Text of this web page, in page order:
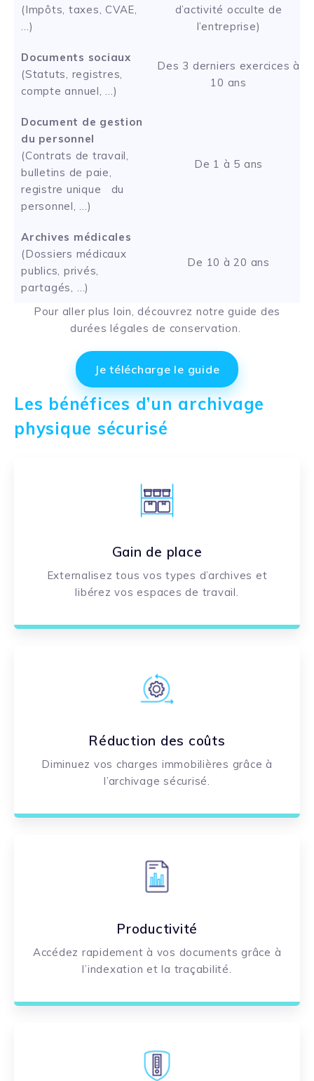
(Impôts, taxes, CVAE,
…)
d’activité occulte de
l’entreprise)
Documents sociaux
(Statuts, registres,
compte annuel, …)
Des 3 derniers exercices à
10 ans
Document de gestion
du personnel
(Contrats de travail,
bulletins de paie,
registre unique du
personnel, …)
De 1 à 5 ans
Archives médicales
(Dossiers médicaux
publics, privés,
partagés, …)
De 10 à 20 ans
Pour aller plus loin, découvrez notre guide des
durées légales de conservation.
Je télécharge le guide
Les bénéfices d’un archivage
physique sécurisé
Gain de place
Externalisez tous vos types d’archives et
libérez vos espaces de travail.
Réduction des coûts
Diminuez vos charges immobilières grâce à
l’archivage sécurisé
Productivité
Accédez rapidement à vos documents grâce à
l’indexation et la traçabilité.